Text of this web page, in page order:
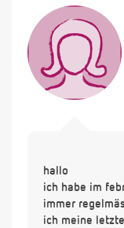
hallo
ich habe im
immer
ich meine